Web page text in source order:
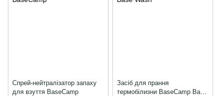
Спрей-нейтралізатор запаху
для взуття BaseCamp
Засіб для прання
термобілизни BaseCamp Base